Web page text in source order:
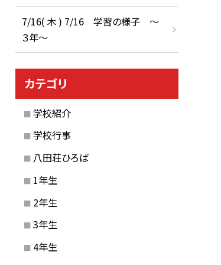
7/16( 木 ) 7/16 学習の様子 ～
３年～
カテゴリ
学校紹介
学校行事
八田荘ひろば
1年生
2年生
3年生
4年生